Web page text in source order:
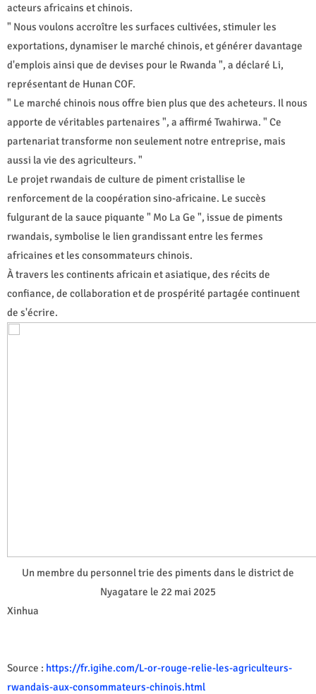
acteurs africains et chinois.
" Nous voulons accroître les surfaces cultivées, stimuler les
exportations, dynamiser le marché chinois, et générer davantage
d'emplois ainsi que de devises pour le Rwanda ", a déclaré Li,
représentant de Hunan COF.
" Le marché chinois nous offre bien plus que des acheteurs. Il nous
apporte de véritables partenaires ", a affirmé Twahirwa. " Ce
partenariat transforme non seulement notre entreprise, mais
aussi la vie des agriculteurs. "
Le projet rwandais de culture de piment cristallise le
renforcement de la coopération sino-africaine. Le succès
fulgurant de la sauce piquante " Mo La Ge ", issue de piments
rwandais, symbolise le lien grandissant entre les fermes
africaines et les consommateurs chinois.
À travers les continents africain et asiatique, des récits de
confiance, de collaboration et de prospérité partagée continuent
de s'écrire.
Un membre du personnel trie des piments dans le district de
Nyagatare le 22 mai 2025
Xinhua
Source : https://fr.igihe.com/L-or-rouge-relie-les-agriculteurs-
rwandais-aux-consommateurs-chinois.html